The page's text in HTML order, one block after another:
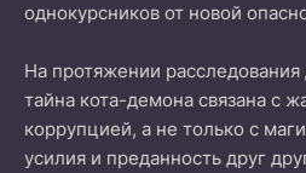
однокурсников от новой
На протяжении расследования
тайна кота-демона связана с
коррупцией, а не только с
усилия и преданность друг